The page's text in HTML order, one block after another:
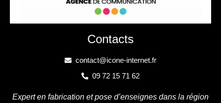
Contacts
contact@icone-internet.fr
09 72 15 71 62
Expert en fabrication et pose d’enseignes dans la région